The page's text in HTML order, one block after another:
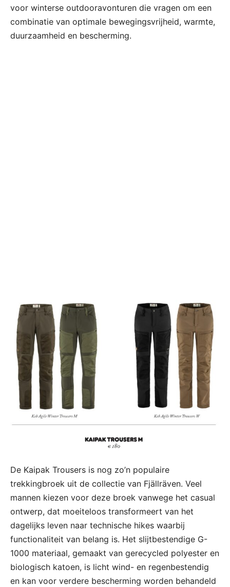
voor winterse outdooravonturen die vragen om een
combinatie van optimale bewegingsvrijheid, warmte,
duurzaamheid en bescherming.
De Kaipak Trousers is nog zo’n populaire
trekkingbroek uit de collectie van Fjällräven. Veel
mannen kiezen voor deze broek vanwege het casual
ontwerp, dat moeiteloos transformeert van het
dagelijks leven naar technische hikes waarbij
functionaliteit van belang is. Het slijtbestendige G-
1000 materiaal, gemaakt van gerecycled polyester en
biologisch katoen, is licht wind- en regenbestendig
en kan voor verdere bescherming worden behandeld